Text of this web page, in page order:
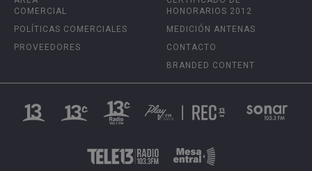
COMERCIAL
POLÍTICAS COMERCIALES
PROVEEDORES
HONORARIOS 2012
MEDICIÓN ANTENAS
CONTACTO
BRANDED CONTENT